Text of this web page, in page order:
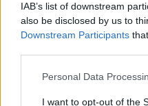
IAB’s list of downstream
also be disclosed by us to
Downstream Participants
Please note that this
not limited to your visit or
Personal Data
I want to opt-out of the
AUTOR
Consejo